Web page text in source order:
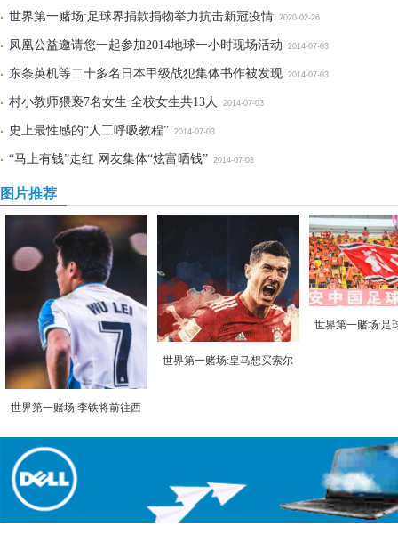
世界第一赌场:足球界捐款捐物举力抗击新冠疫情 2020-02-26
凤凰公益邀请您一起参加2014地球一小时现场活动 2014-07-03
东条英机等二十多名日本甲级战犯集体书作被发现 2014-07-03
村小教师猥亵7名女生 全校女生共13人 2014-07-03
史上最性感的“人工呼吸教程” 2014-07-03
“马上有钱”走红 网友集体“炫富晒钱” 2014-07-03
图片推荐
世界第一赌场:李铁将前往西
世界第一赌场:皇马想买索尔
世界第一赌场:足